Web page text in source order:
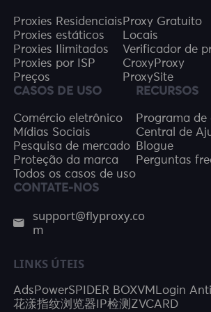
Proxies Residenciais
Proxies estáticos
Proxies Ilimitados
Proxies por ISP
Preços
Proxy Gratuito
Locais
Verificador de
CroxyProxy
ProxySite
CASOS DE USO
Comércio eletrônico
Mídias Sociais
Pesquisa de mercado
Proteção da marca
Todos os casos de uso
RECURSOS
Programa de
Central de
Blogue
Perguntas
CONTATE-NOS
support@flyproxy.co
m
LINKS ÚTEIS
AdsPowerSPIDER BOXVMLogin
花漾指纹浏览器 IP检测 ZVCARD